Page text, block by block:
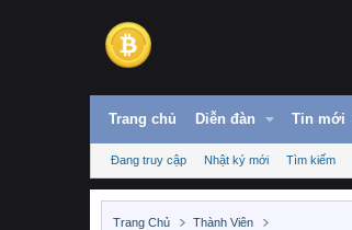
Trang chủ Diễn đàn Tin mới
Đang truy cập Nhật ký mới Tìm kiếm
Trang Chủ Thành Viên